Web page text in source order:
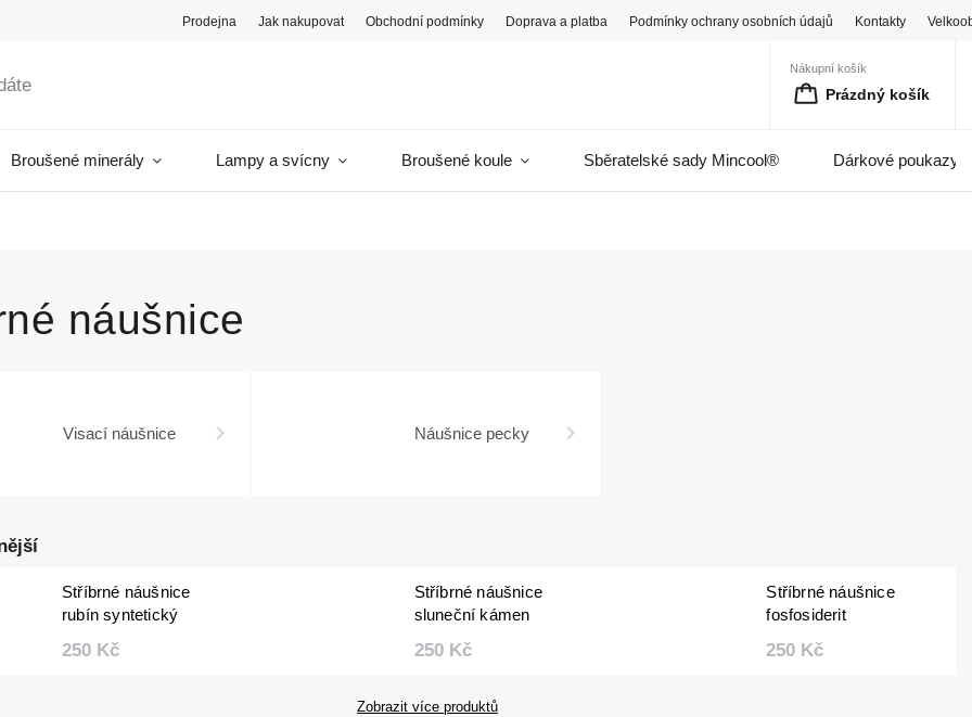
Prodejna Jak nakupovat Obchodní podmínky Doprava a platba Podmínky ochrany osobních údajů Kontakty
Nákupní košík
Prázdný košík
Broušené minerály Lampy a svícny Broušené koule Sběratelské sady Mincool® Dárkové poukazy
náušnice
Visací náušnice Náušnice pecky
Stříbrné náušnice
rubín syntetický
250 Kč
Stříbrné náušnice
sluneční kámen
250 Kč
Stříbrné náušnice
fosfosiderit
250 Kč
Zobrazit více produktů